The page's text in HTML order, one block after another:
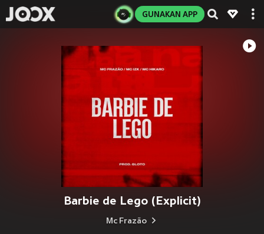
GUNAKAN APP
Barbie de Lego (Explicit)
Mc Frazão